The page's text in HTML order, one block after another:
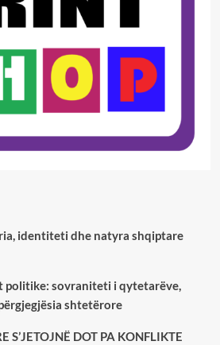
identiteti dhe natyra shqiptare
politike: sovraniteti i qytetarëve,
shtetërore
S’JETOJNË DOT PA KONFLIKTE